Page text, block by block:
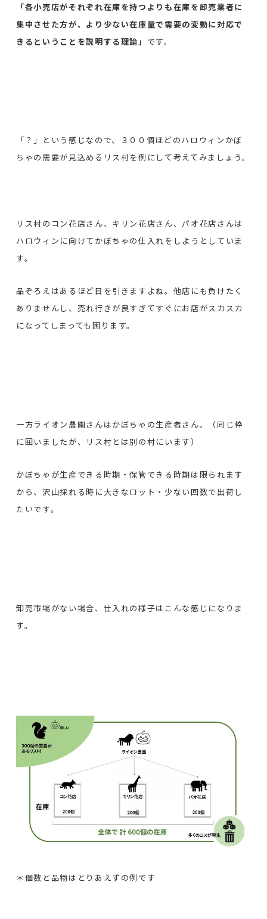
「各小売店がそれぞれ在庫を持つよりも在庫を卸売業者に
集中させた方が、より少ない在庫量で需要の変動に対応で
きるということを説明する理論」 です。
「？」という感じなので、３００個ほどのハロウィンかぼ
ちゃの需要が見込めるリス村を例にして考えてみましょう。
リス村のコン花店さん、キリン花店さん、パオ花店さんは
ハロウィンに向けてかぼちゃの仕入れをしようとしていま
す。
品ぞろえはあるほど目を引きますよね。他店にも負けたく
ありませんし、売れ行きが良すぎてすぐにお店がスカスカ
になってしまっても困ります。
一方ライオン農園さんはかぼちゃの生産者さん。（同じ枠
に囲いましたが、リス村とは別の村にいます）
かぼちゃが生産できる時期・保管できる時期は限られます
から、沢山採れる時に大きなロット・少ない回数で出荷し
たいです。
卸売市場がない場合、仕入れの様子はこんな感じになりま
す。
＊個数と品物はとりあえずの例です